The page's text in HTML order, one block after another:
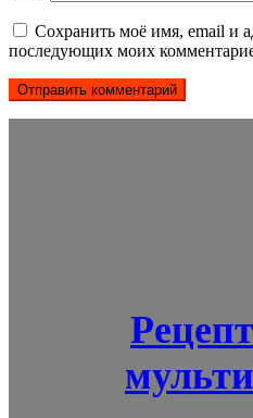
Сохранить моё имя, email и
последующих моих